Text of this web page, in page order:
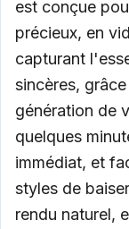
est conçue
précieux, en
capturant
sincères,
génération de
quelques
immédiat, et
styles de
rendu naturel,